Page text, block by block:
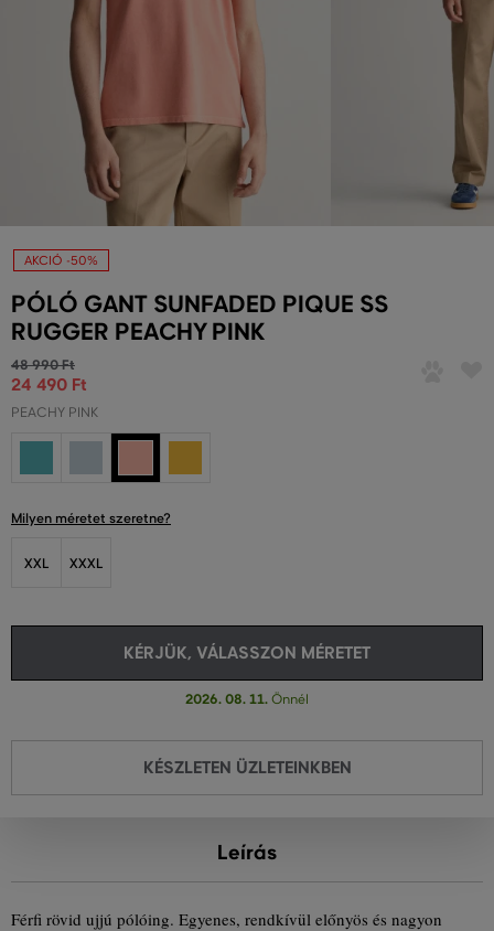
AKCIÓ -50%
PÓLÓ GANT SUNFADED PIQUE SS
RUGGER PEACHY PINK
48 990 Ft
24 490 Ft
PEACHY PINK
Milyen méretet szeretne?
XXL XXXL
KÉRJÜK, VÁLASSZON MÉRETET
2026. 08. 11. Önnél
KÉSZLETEN ÜZLETEINKBEN
Leírás
Férfi rövid ujjú pólóing. Egyenes, rendkívül előnyös és nagyon